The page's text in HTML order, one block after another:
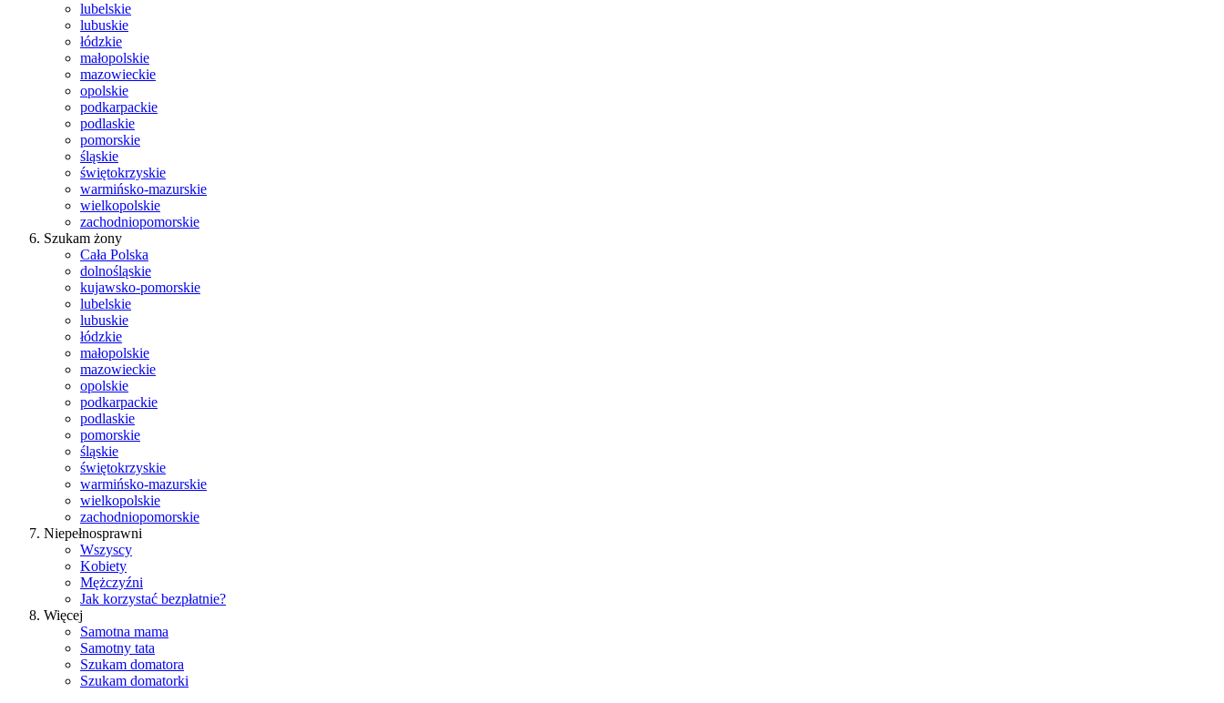
lubelskie
lubuskie
łódzkie
małopolskie
mazowieckie
opolskie
podkarpackie
podlaskie
pomorskie
śląskie
świętokrzyskie
warmińsko-mazurskie
wielkopolskie
zachodniopomorskie
Szukam żony
Cała Polska
dolnośląskie
kujawsko-pomorskie
lubelskie
lubuskie
łódzkie
małopolskie
mazowieckie
opolskie
podkarpackie
podlaskie
pomorskie
śląskie
świętokrzyskie
warmińsko-mazurskie
wielkopolskie
zachodniopomorskie
Niepełnosprawni
Wszyscy
Kobiety
Mężczyźni
Jak korzystać bezpłatnie?
Więcej
Samotna mama
Samotny tata
Szukam domatora
Szukam domatorki